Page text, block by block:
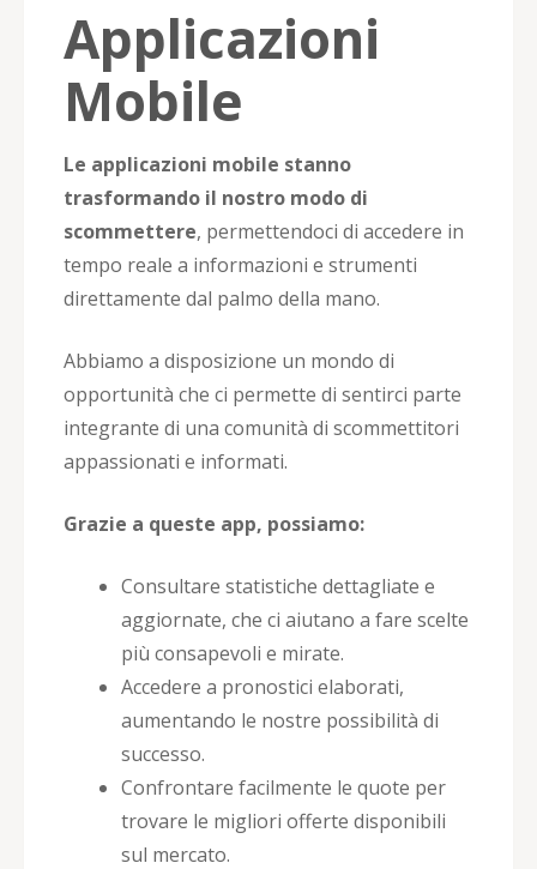
Applicazioni
Mobile
Le applicazioni mobile stanno
trasformando il nostro modo di
scommettere, permettendoci di accedere in
tempo reale a informazioni e strumenti
direttamente dal palmo della mano.
Abbiamo a disposizione un mondo di
opportunità che ci permette di sentirci parte
integrante di una comunità di scommettitori
appassionati e informati.
Grazie a queste app, possiamo:
Consultare statistiche dettagliate e
aggiornate, che ci aiutano a fare scelte
più consapevoli e mirate.
Accedere a pronostici elaborati,
aumentando le nostre possibilità di
successo.
Confrontare facilmente le quote per
trovare le migliori offerte disponibili
sul mercato.